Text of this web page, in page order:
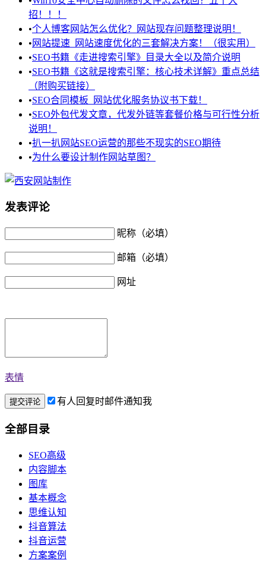
招！！！
•个人博客网站怎么优化？网站现存问题整理说明！
• 网站提速_网站速度优化的三套解决方案！（很实用）
•SEO书籍《走进搜索引擎》目录大全以及简介说明
•SEO书籍《这就是搜索引擎：核心技术详解》重点总结
（附购买链接）
•SEO合同模板_网站优化服务协议书下载！
•SEO外包代发文章，代发外链等套餐价格与可行性分析
说明！
•扒一扒网站SEO运营的那些不现实的SEO期待
•为什么要设计制作网站草图？
发表评论
昵称（必填）
邮箱（必填）
网址
表情
有人回复时邮件通知我
全部目录
SEO高级
内容脚本
图库
基本概念
思维认知
抖音算法
抖音运营
方案案例